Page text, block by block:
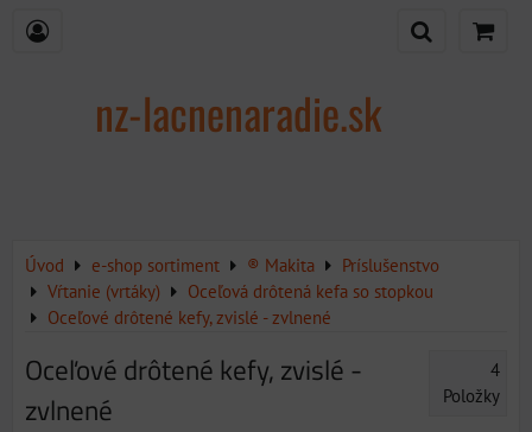
nz-lacnenaradie.sk
Úvod e-shop sortiment ® Makita
Príslušenstvo
Vŕtanie (vrtáky)
Oceľová drôtená kefa so stopkou
Oceľové drôtené kefy, zvislé - zvlnené
Oceľové drôtené kefy, zvislé -
zvlnené
4
Položky